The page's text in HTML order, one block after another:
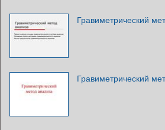
Гравиметрический
Гравиметрический